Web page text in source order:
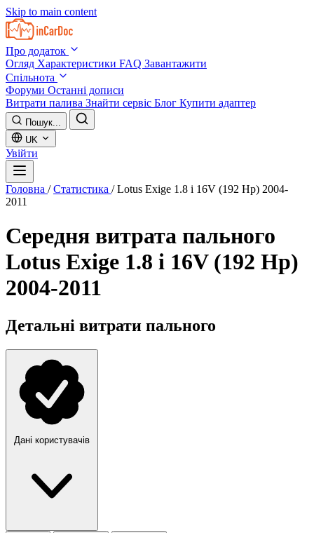
Skip to main content
Про додаток
Огляд Характеристики FAQ Завантажити
Спільнота
Форуми Останні дописи
Витрати палива Знайти сервіс Блог Купити адаптер
Пошук...
UK
Увійти
Головна / Статистика / Lotus Exige 1.8 i 16V (192 Hp) 2004-
2011
Середня витрата пального
Lotus Exige 1.8 i 16V (192 Hp)
2004-2011
Детальні витрати пального
Дані користувачів